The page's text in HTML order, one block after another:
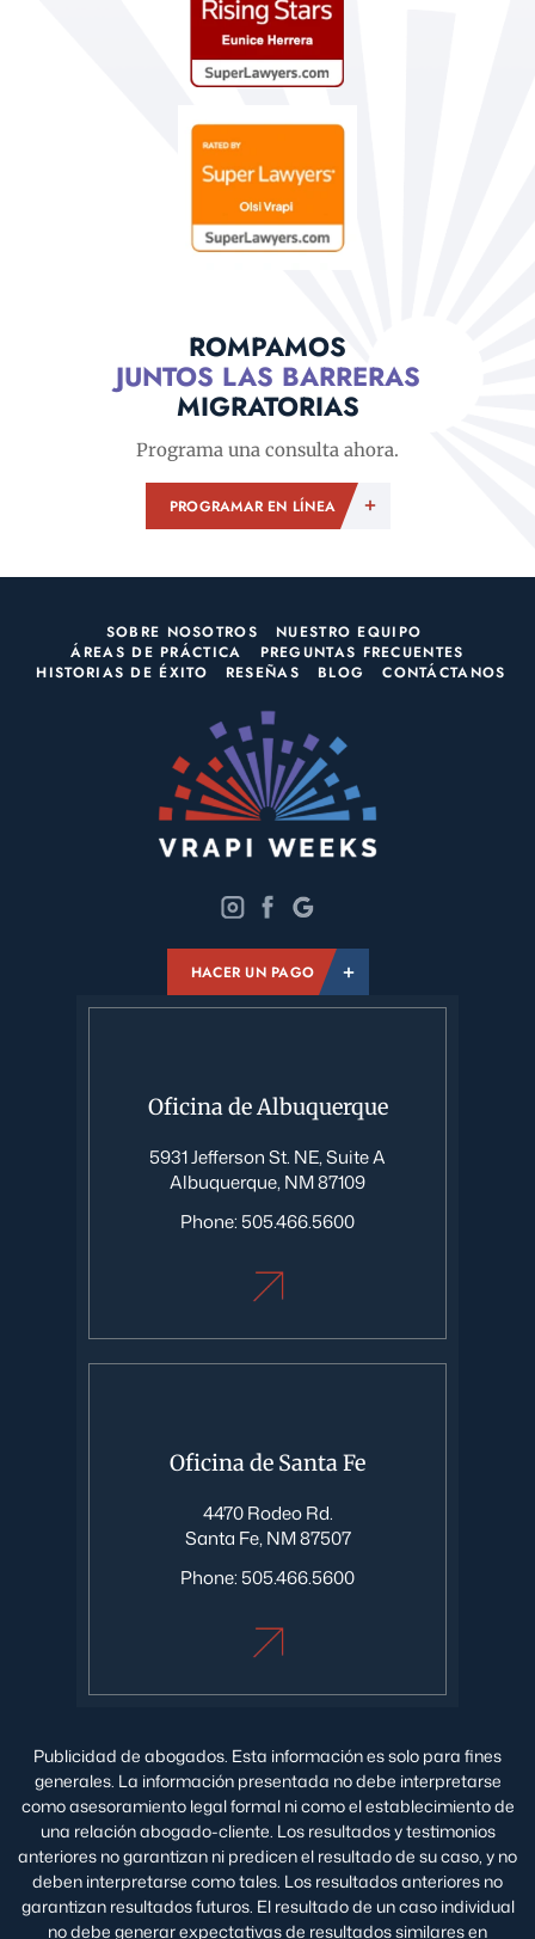
ROMPAMOS
JUNTOS LAS BARRERAS
MIGRATORIAS
Programa una consulta ahora.
PROGRAMAR EN LÍNEA
SOBRE NOSOTROS
NUESTRO EQUIPO
ÁREAS DE PRÁCTICA
PREGUNTAS FRECUENTES
HISTORIAS DE ÉXITO
RESEÑAS BLOG CONTÁCTANOS
Oficina de Albuquerque
5931 Jefferson St. NE, Suite A
Albuquerque, NM 87109
Phone: 505.466.5600
HACER UN PAGO
Oficina de Santa Fe
4470 Rodeo Rd.
Santa Fe, NM 87507
Phone: 505.466.5600
Publicidad de abogados. Esta información es solo para fines
generales. La información presentada no debe interpretarse
como asesoramiento legal formal ni como el establecimiento de
una relación abogado-cliente. Los resultados y testimonios
anteriores no garantizan ni predicen el resultado de su caso, y no
deben interpretarse como tales. Los resultados anteriores no
garantizan resultados futuros. El resultado de un caso individual
no debe generar expectativas de resultados similares en